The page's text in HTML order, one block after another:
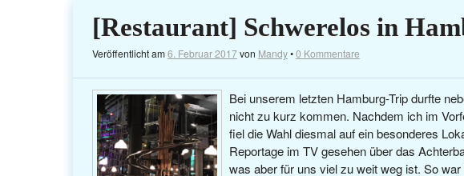
[Restaurant] Schwerelos in
Veröffentlicht am6. Februar 2017von Mandy•0 Kommentare
Bei unserem letzten Hamburg-Trip durfte
nicht zu kurz kommen. Nachdem ich im
fiel die Wahl diesmal auf ein besonderes
Reportage im TV gesehen über das
was aber für uns viel zu weit weg ist. So